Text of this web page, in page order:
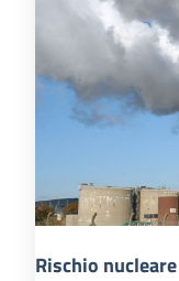
Rischio nucleare